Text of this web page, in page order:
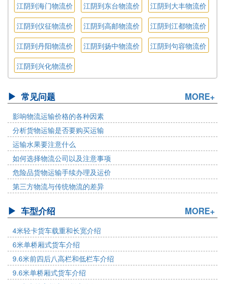
江阴到海门物流价
格
江阴到东台物流价
格
江阴到大丰物流价
格
江阴到仪征物流价
格
江阴到高邮物流价
格
江阴到江都物流价
格
江阴到丹阳物流价
格
江阴到扬中物流价
江阴到句容物流价
江阴到兴化物流价
格
常见问题 MORE+
影响物流运输价格的各种因素
分析货物运输是否要购买运输
运输水果要注意什么
如何选择物流公司以及注意事项
危险品货物运输手续办理及运价
第三方物流与传统物流的差异
车型介绍 MORE+
4米轻卡货车载重和长宽介绍
6米单桥厢式货车介绍
9.6米前四后八高栏和低栏车介绍
9.6米单桥厢式货车介绍